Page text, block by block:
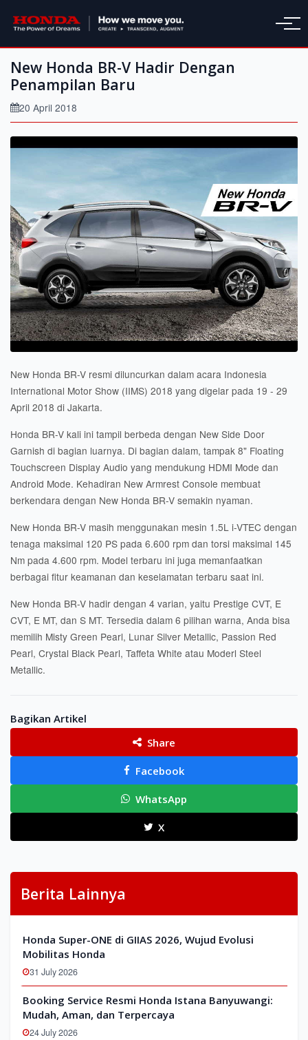
New Honda BR-V Hadir Dengan
Penampilan Baru
20 April 2018
New Honda BR-V resmi diluncurkan dalam acara Indonesia
International Motor Show (IIMS) 2018 yang digelar pada 19 - 29
April 2018 di Jakarta.
Honda BR-V kali ini tampil berbeda dengan New Side Door
Garnish di bagian luarnya. Di bagian dalam, tampak 8" Floating
Touchscreen Display Audio yang mendukung HDMI Mode dan
Android Mode. Kehadiran New Armrest Console membuat
berkendara dengan New Honda BR-V semakin nyaman.
New Honda BR-V masih menggunakan mesin 1.5L i-VTEC dengan
tenaga maksimal 120 PS pada 6.600 rpm dan torsi maksimal 145
Nm pada 4.600 rpm. Model terbaru ini juga memanfaatkan
berbagai fitur keamanan dan keselamatan terbaru saat ini.
New Honda BR-V hadir dengan 4 varian, yaitu Prestige CVT, E
CVT, E MT, dan S MT. Tersedia dalam 6 pilihan warna, Anda bisa
memilih Misty Green Pearl, Lunar Silver Metallic, Passion Red
Pearl, Crystal Black Pearl, Taffeta White atau Moderl Steel
Metallic.
Bagikan Artikel
Share
Facebook
WhatsApp
X
Berita Lainnya
Honda Super-ONE di GIIAS 2026, Wujud Evolusi
Mobilitas Honda
31 July 2026
Booking Service Resmi Honda Istana Banyuwangi:
Mudah, Aman, dan Terpercaya
24 July 2026